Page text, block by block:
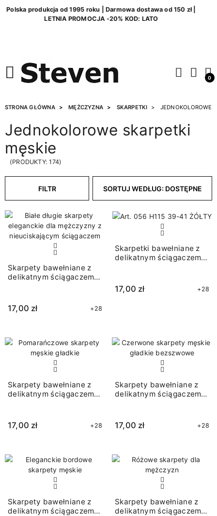
Polska produkcja od 1995 roku | Darmowa dostawa od 150 zł |
LETNIA PROMOCJA -20% KOD: LATO
0
STRONA GŁÓWNA MĘŻCZYZNA SKARPETKI JEDNOKOLOROWE
Jednokolorowe skarpetki
męskie
(PRODUKTY: 174)
FILTR SORTUJ WEDŁUG: DOSTĘPNE
Skarpety bawełniane z
delikatnym ściągaczem
17,00 zł +28
Skarpetki bawełniane z
delikatnym ściągaczem
17,00 zł +28
Skarpety bawełniane z
delikatnym ściągaczem
17,00 zł +28
Skarpety bawełniane z
delikatnym ściągaczem
17,00 zł +28
Skarpety bawełniane z
delikatnym ściągaczem
Skarpety bawełniane z
delikatnym ściągaczem